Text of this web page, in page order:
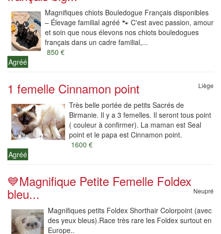
Magnifiques chiots Bouledogue Français disponibles
– Élevage familial agréé 🐾 C'est avec passion, amour
et soin que nous élevons nos chiots bouledogues
français dans un cadre familial,...
850 €
Agréé
1 femelle Cinnamon point Liège
Très belle portée de petits Sacrés de
Birmanie. Il y a 3 femelles. Il seront tous point
( couleur à confirmer). La maman est Seal
point et le papa est Cinnamon point.
1600 €
Agréé
💙Magnifique Petite Femelle Foldex
bleu... Neupré
Magnifiques petits Foldex Shorthair Colorpoint (avec
des yeux bleus).Race très rare les Foldex surtout en
Europe..